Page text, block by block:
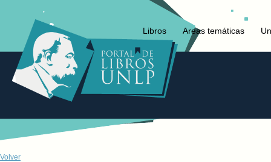
Libros Areas temáticas
Volver